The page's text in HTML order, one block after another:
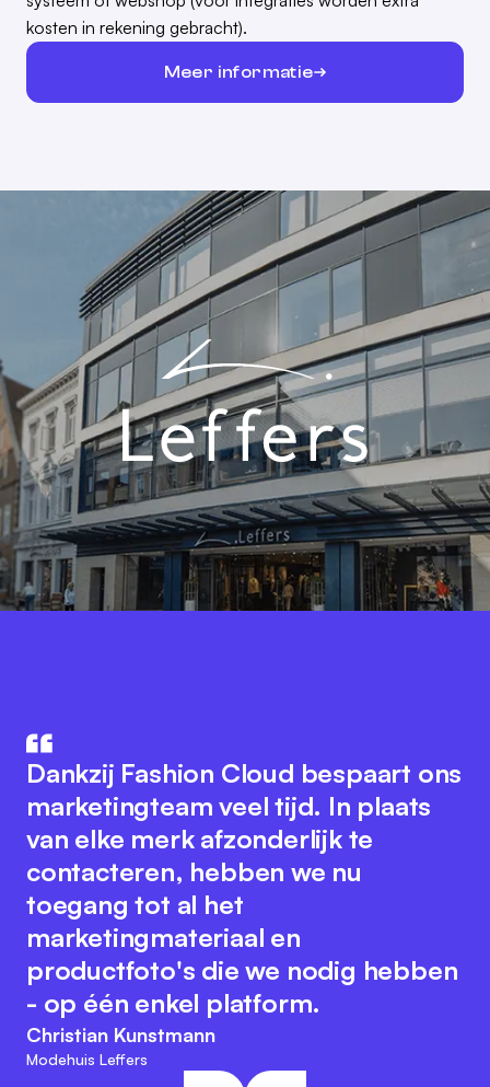
kosten in rekening gebracht).
Meer informatie
De integratie van productdata in
ons ERP-systeem met Fashion
Cloud heeft onze interne
processen aanzienlijk verbeterd.
We hebben nu foto's van de
individuele artikelen in het systeem,
wat het interne rapporteren en
nabestellen een stuk eenvoudiger
maakt.
Marc Ramelow
Algemeen directeur, Duitse winkelketen Ramelow
Dankzij Fashion Cloud bespaart ons
marketingteam veel tijd. In plaats
van elke merk afzonderlijk te
contacteren, hebben we nu
toegang tot al het
marketingmateriaal en
productfoto's die we nodig hebben
- op één enkel platform.
Christian Kunstmann
Modehuis Leffers
knowhow van IT en de mode-
industrie. Het innovatieve platform
bevordert naadloze samenwerking
tussen alle spelers in de industrie
om digitale processen te
optimaliseren. Tegelijkertijd
behoudt het Fashion Cloud-team
zijn klantgerichte en flexibele
karakter. Deze aanpak sluit aan bij
de visies en doelen van L&T!